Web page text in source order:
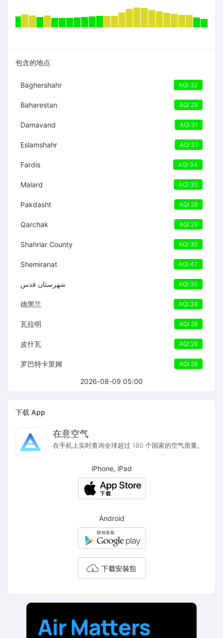
2026-08-09 05:00
包含的地点
Baghershahr AQI 32
Baharestan AQI 29
Damavand AQI 31
Eslamshahr AQI 31
Fardis AQI 34
Malard AQI 30
Pakdasht AQI 29
Qarchak AQI 29
Shahriar County AQI 30
Shemiranat AQI 47
شهرستان قدس AQI 35
德黑兰 AQI 38
瓦拉明 AQI 28
皮什瓦 AQI 28
罗巴特卡里姆 AQI 28
下载 App
在意空气
在手机上实时查询全球超过 180 个国家的空气质量。
iPhone, iPad
Android